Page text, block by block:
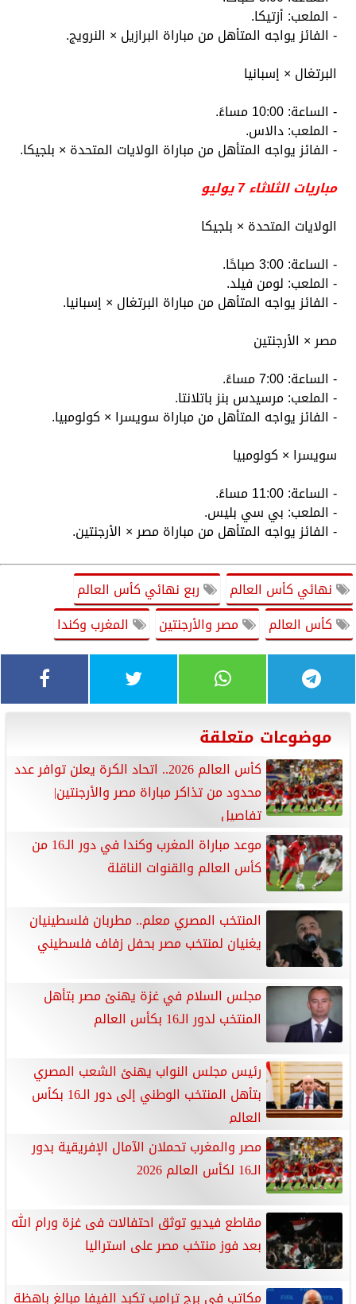
- الملعب: أزتيكا.
- الفائز يواجه المتأهل من مباراة البرازيل × النرويج.
البرتغال × إسبانيا
- الساعة: 10:00 مساءً.
- الملعب: دالاس.
- الفائز يواجه المتأهل من مباراة الولايات المتحدة × بلجيكا.
مباريات الثلاثاء 7 يوليو
الولايات المتحدة × بلجيكا
- الساعة: 3:00 صباحًا.
- الملعب: لومن فيلد.
- الفائز يواجه المتأهل من مباراة البرتغال × إسبانيا.
مصر × الأرجنتين
- الساعة: 7:00 مساءً.
- الملعب: مرسيدس بنز باتلانتا.
- الفائز يواجه المتأهل من مباراة سويسرا × كولومبيا.
سويسرا × كولومبيا
- الساعة: 11:00 مساءً.
- الملعب: بي سي بليس.
- الفائز يواجه المتأهل من مباراة مصر × الأرجنتين.
نهائي كأس العالم
ربع نهائي كأس العالم
كأس العالم
مصر والأرجنتين المغرب وكندا
موضوعات متعلقة
كأس العالم 2026.. اتحاد الكرة يعلن توافر عدد
محدود من تذاكر مباراة مصر والأرجنتين|
تفاصيل
موعد مباراة المغرب وكندا في دور الـ16 من
كأس العالم والقنوات الناقلة
المنتخب المصري معلم.. مطربان فلسطينيان
يغنيان لمنتخب مصر بحفل زفاف فلسطيني
مجلس السلام في غزة يهنئ مصر بتأهل
المنتخب لدور الـ16 بكأس العالم
رئيس مجلس النواب يهنئ الشعب المصري
بتأهل المنتخب الوطني إلى دور الـ16 بكأس
العالم
مصر والمغرب تحملان الآمال الإفريقية بدور
الـ16 لكأس العالم 2026
مقاطع فيديو توثق احتفالات فى غزة ورام الله
بعد فوز منتخب مصر على استراليا
مكاتب فى برج ترامب تكبد الفيفا مبالغ باهظة